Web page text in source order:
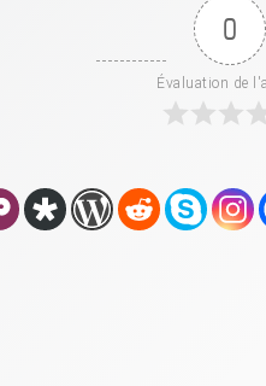
0
Évaluation de